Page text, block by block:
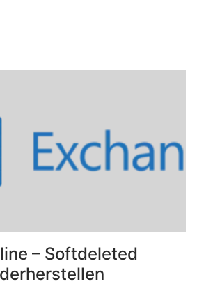
– Softdeleted